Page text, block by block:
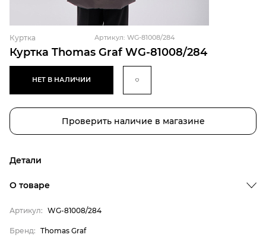
Куртка Thomas Graf WG-81008/284
Куртка Артикул: WG-81008/284
НЕТ В НАЛИЧИИ
Проверить наличие в магазине
Детали
О товаре
Артикул: WG-81008/284
Бренд: Thomas Graf